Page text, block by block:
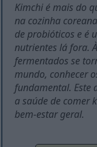
Kimchi é mais do
na cozinha
de probióticos e é
nutrientes lá fora.
fermentados se
mundo, conhecer
fundamental. Este
a saúde de comer
bem-estar geral.